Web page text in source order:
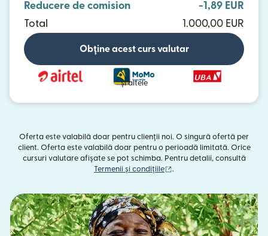
Reducere de comision
-1,89 EUR
Total
1.000,00 EUR
Obține acest curs valutar
și altele
Oferta este valabilă doar pentru clienții noi. O singură ofertă per
client. Oferta este valabilă doar pentru o perioadă limitată. Orice
cursuri valutare afișate se pot schimba. Pentru detalii, consultă
Termenii și condițiile
.